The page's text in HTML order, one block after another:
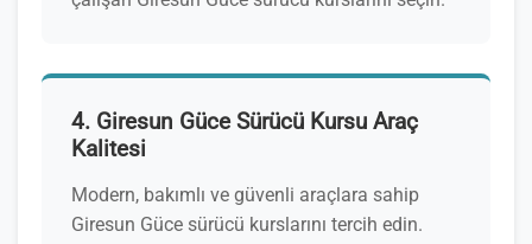
4. Giresun Güce Sürücü Kursu Araç
Kalitesi
Modern, bakımlı ve güvenli araçlara sahip
Giresun Güce sürücü kurslarını tercih edin.